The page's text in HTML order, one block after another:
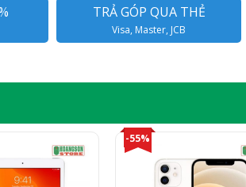
TRẢ GÓP QUA THẺ
Visa, Master, JCB
-55%